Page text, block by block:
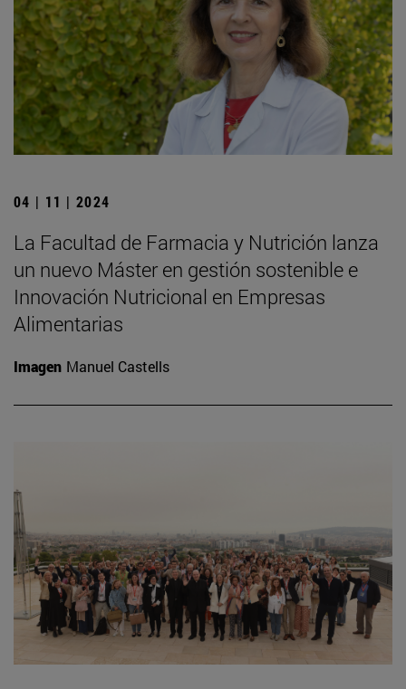
04 | 11 | 2024
La Facultad de Farmacia y Nutrición lanza
un nuevo Máster en gestión sostenible e
Innovación Nutricional en Empresas
Alimentarias
Imagen Manuel Castells